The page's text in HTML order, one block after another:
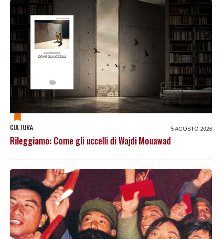
CULTURA 5 AGOSTO 2026
Rileggiamo: Come gli uccelli di Wajdi Mouawad